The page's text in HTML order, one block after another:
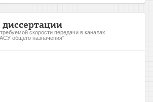
скорости передачи в каналах
общего назначения"